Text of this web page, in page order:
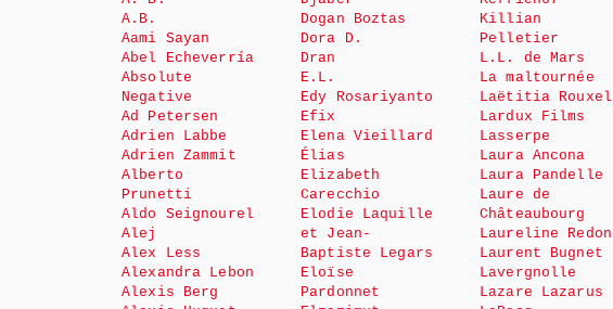
A.B.
Aami Sayan
Abel Echeverría
Absolute
Negative
Ad Petersen
Adrien Labbe
Adrien Zammit
Alberto
Prunetti
Aldo Seignourel
Alej
Alex Less
Alexandra Lebon
Alexis Berg
Dogan Boztas
Dora D.
Dran
E.L.
Edy Rosariyanto
Efix
Elena Vieillard
Élias
Elizabeth
Carecchio
Elodie Laquille
et Jean-
Baptiste Legars
Eloïse
Pardonnet
Killian
Pelletier
L.L. de Mars
La maltournée
Laëtitia Rouxel
Lardux Films
Lasserpe
Laura Ancona
Laura Pandelle
Laure de
Châteaubourg
Laureline Redon
Laurent Bugnet
Lavergnolle
Lazare Lazarus